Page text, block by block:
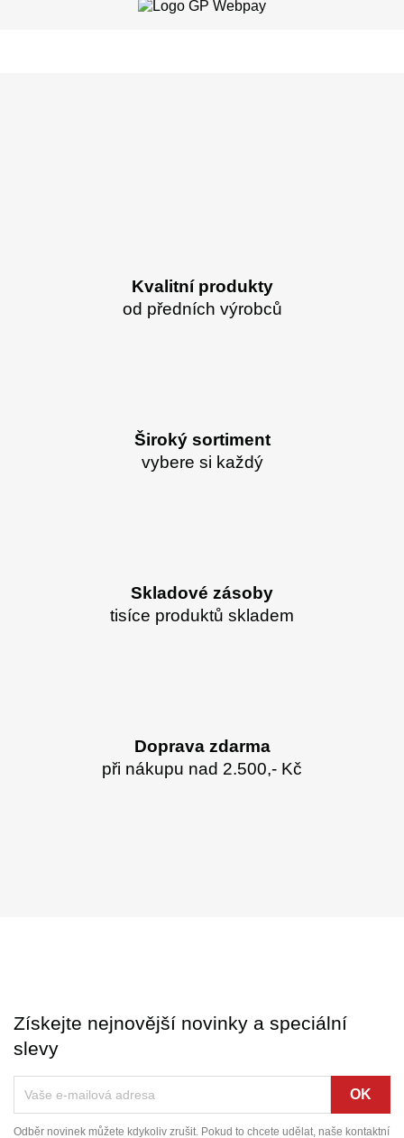
Kvalitní produkty
od předních výrobců
Široký sortiment
vybere si každý
Skladové zásoby
tisíce produktů skladem
Doprava zdarma
při nákupu nad 2.500,- Kč
Získejte nejnovější novinky a speciální
slevy
Odběr novinek můžete kdykoliv zrušit. Pokud to chcete udělat, naše kontaktní